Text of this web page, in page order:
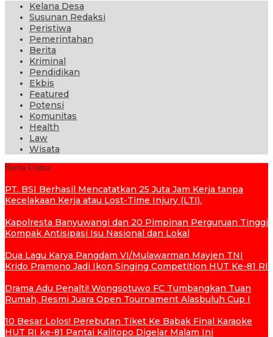
Kelana Desa
Susunan Redaksi
Peristiwa
Pemerintahan
Berita
Kriminal
Pendidikan
Ekbis
Featured
Potensi
Komunitas
Health
Law
Wisata
Berita Utama
PT. BSI Berhasil Mencatatkan 25 Juta Jam Kerja tanpa
Kecelakaan Kerja atau Lost-Time Injury (LTI).
Kapolresta Banyuwangi dan 20 Pimpinan Perguruan Tinggi
Kompak Antisipasi Isu Nasional dan Lokal
Dua Lagu Karya Pangdam VI/Mulawarman Mayjen TNI
Krido Pramono Jadi Ikon Singing Competition HUT Ke-81 RI
Drama Adu Penalti! Wongsotuwo FC Tumbangkan Tuan
Rumah, Resmi Juara Open Tournament Alasbuluh Cup I
10 Besar Lolos! Perebutan Tiket Ke Babak Final Karaoke
HUT RI ke-81 Pantai Kalitopo Digelar Malam Ini